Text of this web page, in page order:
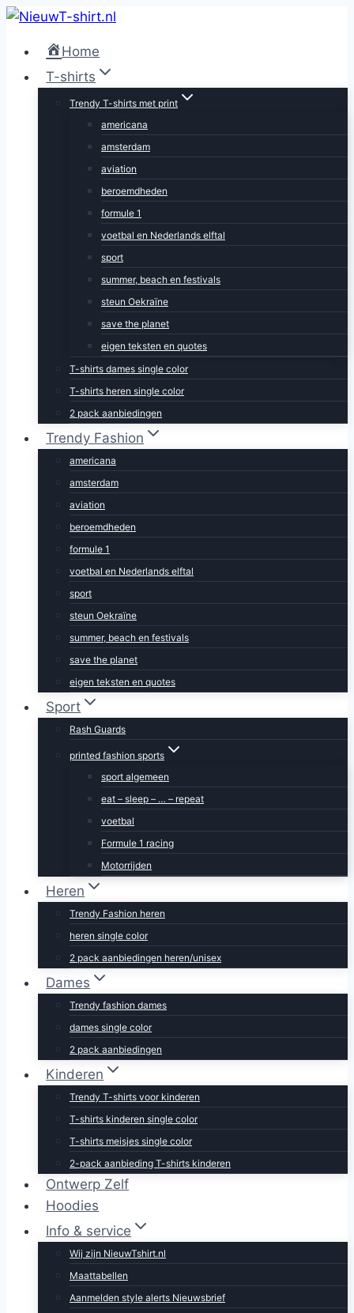
Doorgaan
inhoud
Home
T-shirts
Trendy T-shirts met print
americana
amsterdam
aviation
beroemdheden
formule 1
voetbal en Nederlands elftal
sport
summer, beach en festivals
steun Oekraïne
save the planet
eigen teksten en quotes
T-shirts dames single color
T-shirts heren single color
2 pack aanbiedingen
Trendy Fashion
americana
amsterdam
aviation
beroemdheden
formule 1
voetbal en Nederlands elftal
sport
steun Oekraïne
summer, beach en festivals
save the planet
eigen teksten en quotes
Sport
Rash Guards
printed fashion sports
sport algemeen
eat – sleep – … – repeat
voetbal
Formule 1 racing
Motorrijden
Heren
Trendy Fashion heren
heren single color
2 pack aanbiedingen heren/unisex
Dames
Trendy fashion dames
dames single color
2 pack aanbiedingen
Kinderen
Trendy T-shirts voor kinderen
T-shirts kinderen single color
T-shirts meisjes single color
2-pack aanbieding T-shirts kinderen
Ontwerp Zelf
Hoodies
Info & service
Wij zijn NieuwTshirt.nl
Maattabellen
Aanmelden style alerts Nieuwsbrief